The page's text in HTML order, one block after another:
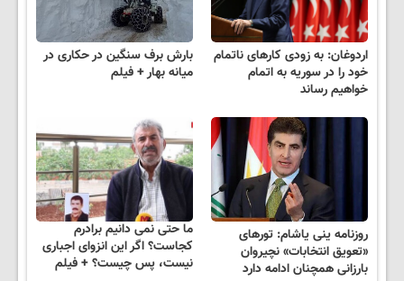
اردوغان: به زودی کارهای ناتمام
خود را در سوریه به اتمام
خواهیم رساند
بارش برف سنگین در حکاری در
میانه بهار + فیلم
روزنامه ینی یاشام: تورهای
«تعویق انتخابات» نچیروان
بارزانی همچنان ادامه دارد
ما حتی نمی دانیم برادرم
کجاست؟ اگر این انزوای اجباری
نیست، پس چیست؟ + فیلم